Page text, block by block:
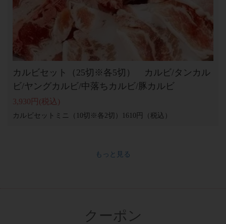
カルビセット（25切※各5切） カルビ/タンカル
ビ/ヤングカルビ/中落ちカルビ/豚カルビ
3,930円 (税込)
カルビセットミニ（10切※各2切）1610円（税込）
もっと見る
クーポン